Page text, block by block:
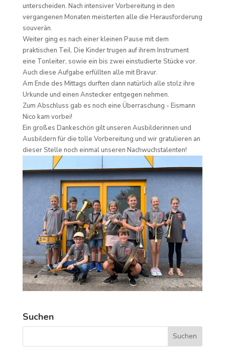
unterscheiden. Nach intensiver Vorbereitung in den
vergangenen Monaten meisterten alle die Herausforderung
souverän.
Weiter ging es nach einer kleinen Pause mit dem
praktischen Teil. Die Kinder trugen auf ihrem Instrument
eine Tonleiter, sowie ein bis zwei einstudierte Stücke vor.
Auch diese Aufgabe erfüllten alle mit Bravur.
Am Ende des Mittags durften dann natürlich alle stolz ihre
Urkunde und einen Anstecker entgegen nehmen.
Zum Abschluss gab es noch eine Überraschung - Eismann
Nico kam vorbei!
Ein großes Dankeschön gilt unseren Ausbilderinnen und
Ausbildern für die tolle Vorbereitung und wir gratulieren an
dieser Stelle noch einmal unseren Nachwuchstalenten!
Suchen